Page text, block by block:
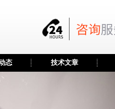
态 技术文章